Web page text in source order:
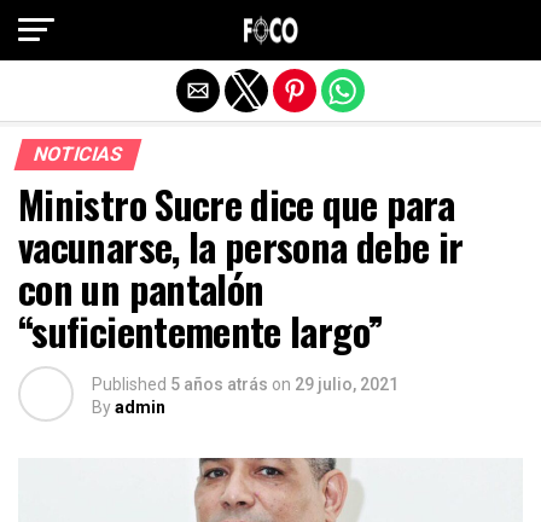
NOTICIAS
Ministro Sucre dice que para
vacunarse, la persona debe ir
con un pantalón
“suficientemente largo”
Published 5 años atrás on 29 julio, 2021
Byadmin
Salir de la versión móvil